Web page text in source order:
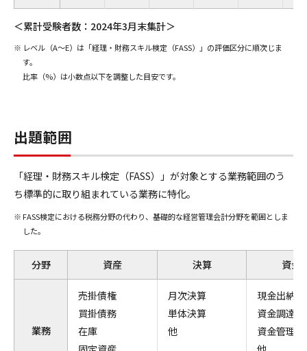
＜累計受験者数：2024年3月末集計＞
レベル（A～E）は「経理・財務スキル検定（FASS）」の評価区分に順次じま
す。
比率（%）は小数点以下を調整した目安です。
出題範囲
「経理・財務スキル検定（FASS）」が対象とする業務範囲のう
ち標準的に取り組まれている業務に特化。
FASS検定における税務分野の代わり、基礎的な経営管理会計分野を範囲としま
した。
分野 資産 決算 資金
業務
売掛債権
買掛債務
在庫
月次決算
単体決算
他
現金出納
資金調達
資金管理